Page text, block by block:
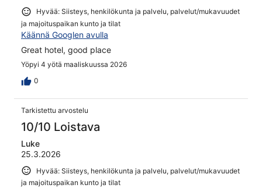
Hyvää: Siisteys, henkilökunta ja palvelu, palvelut/mukavuudet
ja majoituspaikan kunto ja tilat
Käännä Googlen avulla
Great hotel, good place
Yöpyi 4 yötä maaliskuussa 2026
0
Tarkistettu arvostelu
10/10 Loistava
Luke
25.3.2026
Hyvää: Siisteys, henkilökunta ja palvelu, palvelut/mukavuudet
ja majoituspaikan kunto ja tilat